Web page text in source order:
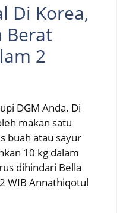
Di Korea,
Berat
2
DGM Anda. Di
makan satu
buah atau sayur
10 kg dalam
dihindari Bella
WIB Annathiqotul